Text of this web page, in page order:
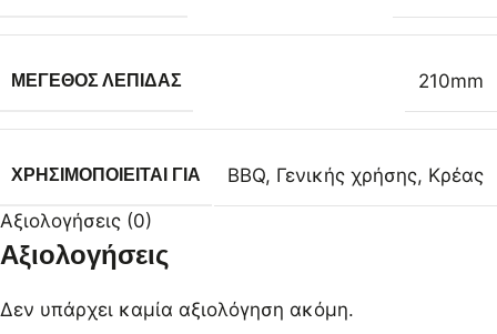
ΜΈΓΕΘΟΣ ΛΕΠΊΔΑΣ 210mm
ΧΡΗΣΙΜΟΠΟΙΕΊΤΑΙ ΓΙΑ BBQ, Γενικής χρήσης, Κρέας
Αξιολογήσεις (0)
Αξιολογήσεις
Δεν υπάρχει καμία αξιολόγηση ακόμη.